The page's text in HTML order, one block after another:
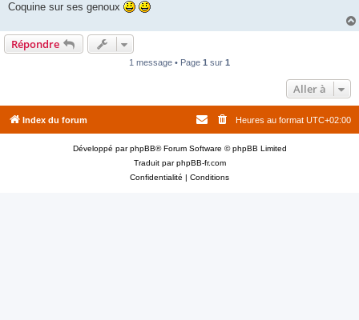
Coquine sur ses genoux
Répondre
1 message • Page 1 sur 1
Aller à
Index du forum Heures au format UTC+02:00
Développé parphpBB® Forum Software © phpBB Limited
Traduit parphpBB-fr.com
Confidentialité | Conditions